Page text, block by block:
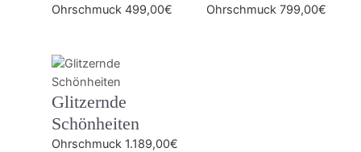
Ohrschmuck 499,00€ Ohrschmuck 799,00€
Glitzernde
Schönheiten
Ohrschmuck 1.189,00€